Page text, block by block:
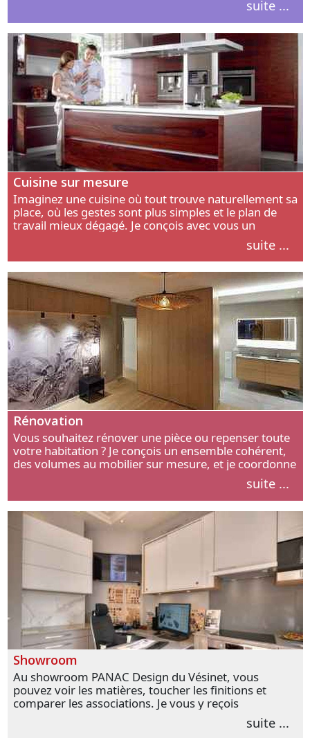
suite ...
Cuisine sur mesure
Imaginez une cuisine où tout trouve naturellement sa
place, où les gestes sont plus simples et le plan de
travail mieux dégagé. Je conçois avec vous un
aménagement adapté à votre manière de cuisiner, de
suite ...
Rénovation
Vous souhaitez rénover une pièce ou repenser toute
votre habitation ? Je conçois un ensemble cohérent,
des volumes au mobilier sur mesure, et je coordonne
suite ...
Showroom
Au showroom PANAC Design du Vésinet, vous
pouvez voir les matières, toucher les finitions et
comparer les associations. Je vous y reçois
personnellement pour parler de votre projet et
transformer vos premières idées en choix plussuite ...